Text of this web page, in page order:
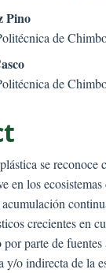
Pino
de
de
se reconoce
en los
crecientes en
parte de
y/o indirecta de la